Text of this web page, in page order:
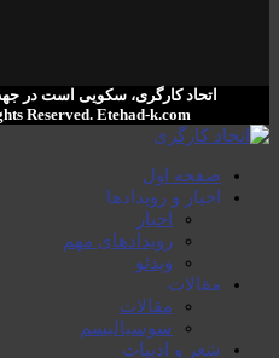
اتحاد کارگری، سکویی است در
Reserved. ‌Etehad-k.com
صفحە اول
اخبار و رویدادها
اخبار
رویدادهای مهم
ویدئو
مقالات
مقالات
سوسیالیسم
شعر و ادبیات